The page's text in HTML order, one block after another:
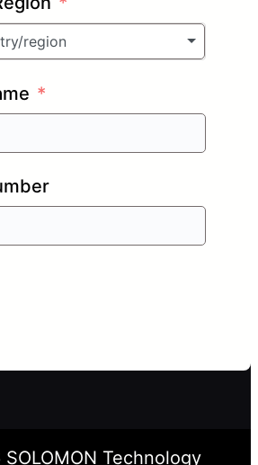
region
SOLOMON Technology